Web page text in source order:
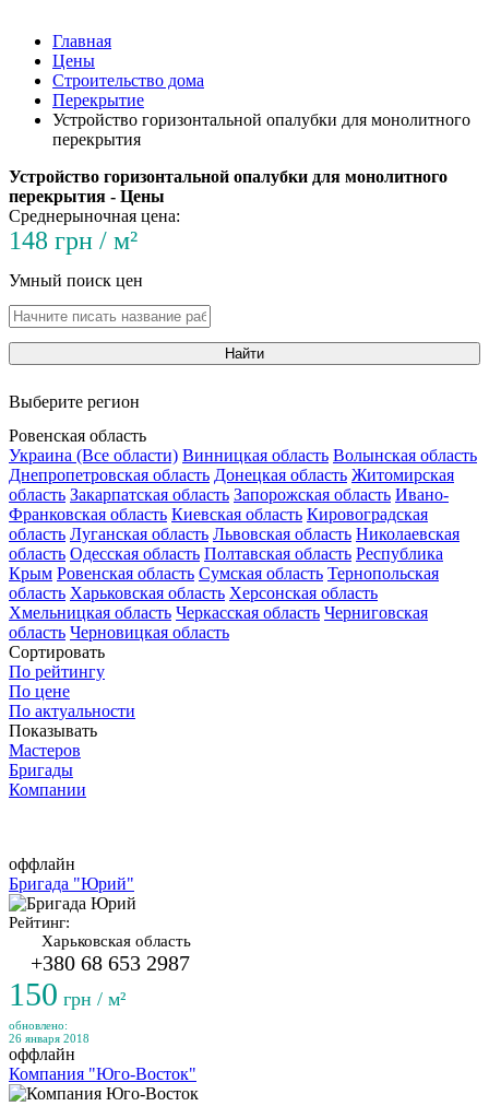
Главная
Цены
Строительство дома
Перекрытие
Устройство горизонтальной опалубки для монолитного
перекрытия
Устройство горизонтальной опалубки для монолитного
перекрытия - Цены
Среднерыночная цена:
148 грн / м²
Умный поиск цен
Найти
Выберите регион
Ровенская область
Украина (Все области) Винницкая область Волынская область
Днепропетровская область Донецкая область Житомирская
область Закарпатская область Запорожская область Ивано-
Франковская область Киевская область Кировоградская
область Луганская область Львовская область Николаевская
область Одесская область Полтавская область Республика
Крым Ровенская область Сумская область Тернопольская
область Харьковская область Херсонская область
Хмельницкая область Черкасская область Черниговская
область Черновицкая область
Сортировать
По рейтингу
По цене
По актуальности
Показывать
Мастеров
Бригады
Компании
оффлайн
Бригада "Юрий"
Рейтинг:
Харьковская область
+380 68 653 2987
150 грн / м²
обновлено:
26 января 2018
оффлайн
Компания "Юго-Восток"